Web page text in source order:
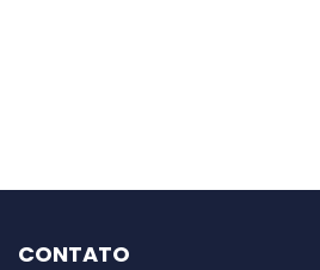
CONTATO